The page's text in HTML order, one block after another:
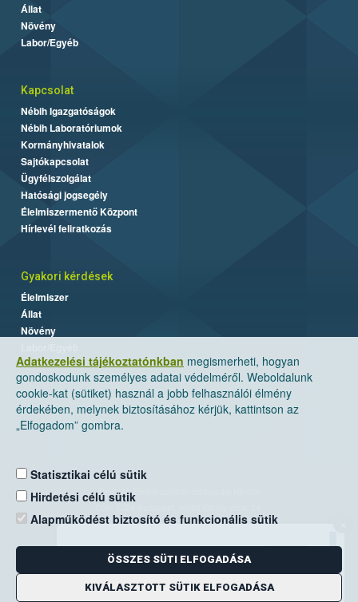
Adatkezelési tájékoztatónkban megismerheti, hogyan
gondoskodunk személyes adatai védelméről. Weboldalunk
cookie-kat (sütiket) használ a jobb felhasználói élmény
érdekében, melynek biztosításához kérjük, kattintson az
„Elfogadom” gombra.
Statisztikai célú sütik
Hirdetési célú sütik
Alapműködést biztosító és funkcionális sütik
ÖSSZES SÜTI ELFOGADÁSA
KIVÁLASZTOTT SÜTIK ELFOGADÁSA
Állat
Növény
Labor/Egyéb
Kapcsolat
Nébih Igazgatóságok
Nébih Laboratóriumok
Kormányhivatalok
Sajtókapcsolat
Ügyfélszolgálat
Hatósági jogsegély
Élelmiszermentő Központ
Hírlevél feliratkozás
Gyakori kérdések
Élelmiszer
Állat
Növény
Nemzeti Élelmiszerlánc-biztonsági Hivatal
Levelezési cím: 1525 Budapest. Pf. 30.
E-mail:ugyfelszolgalat@nebih.gov.hu
Zöld szám: 06-80/263-244
Telefon: 06-1/ 336-9000